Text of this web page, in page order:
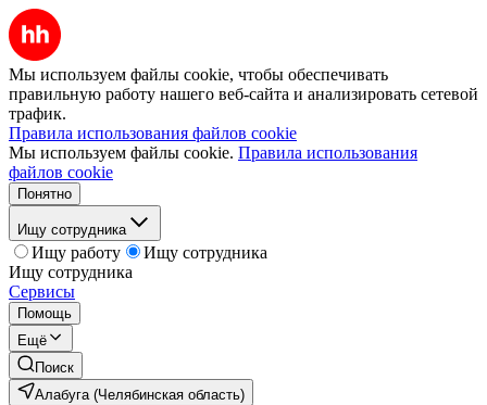
Мы используем файлы cookie, чтобы обеспечивать
правильную работу нашего веб-сайта и анализировать сетевой
трафик.
Правила использования файлов cookie
Мы используем файлы cookie. Правила использования
файлов cookie
Понятно
Ищу сотрудника
Ищу работу
Ищу сотрудника
Ищу сотрудника
Сервисы
Помощь
Ещё
Поиск
Алабуга (Челябинская область)